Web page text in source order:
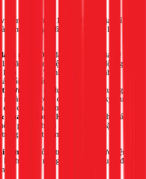
vị trên thị trường, 1Fix tự hào là địa chỉ
ngàn hộ gia đình tại TPHCM lựa
nghề:
Dẫn dắt bởi chuyên gia Lê
12 năm kinh nghiệm thực chiến, đội ngũ
hiểu rõ từng "bệnh" của công trình và
tối ưu nhất.
lượng:
Chỉ sử dụng vật tư chất lượng,
rõ ràng, thi công đúng quy trình kỹ thuật,
quả chống thấm triệt để.
Nhanh chóng:
Khảo sát miễn phí, báo
phát sinh chi phí vô lý. Có mặt
trong 30 phút tại mọi quận huyện
hạn:
Mọi công trình do 1Fix thực hiện
hành uy tín, mang lại sự an tâm tuyệt đối